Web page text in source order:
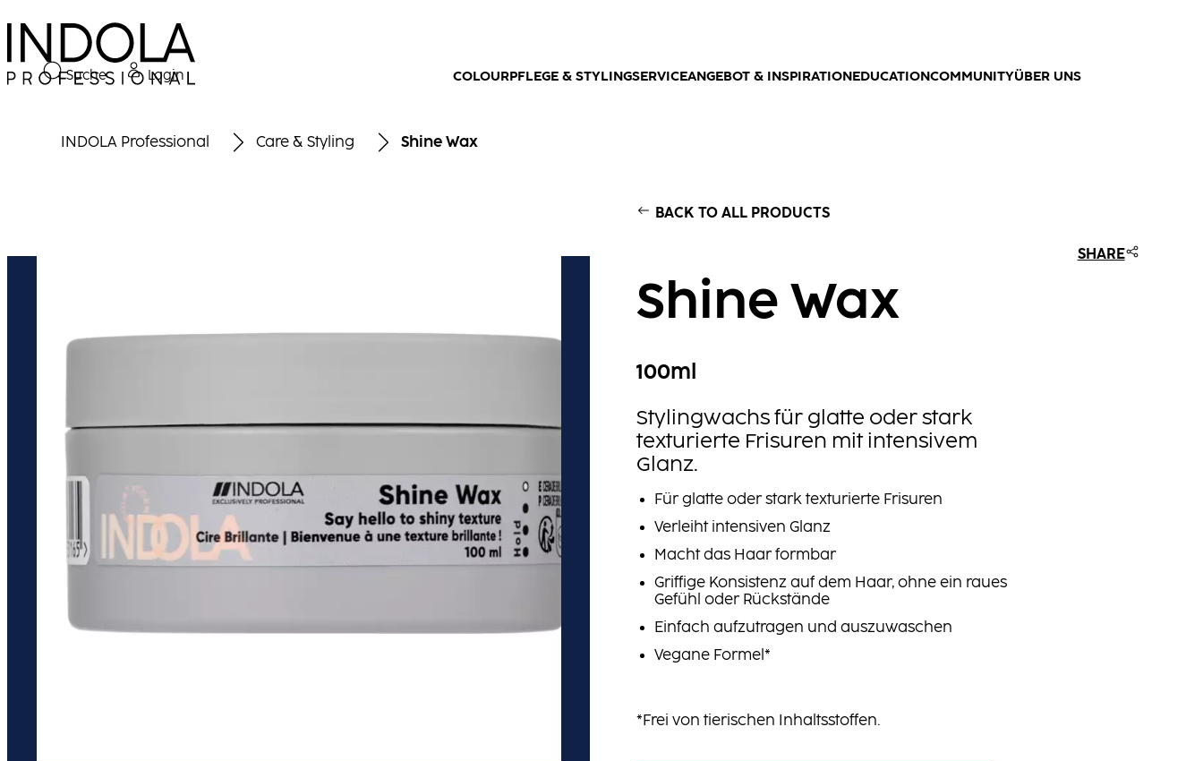
COLOURPFLEGE & STYLINGSERVICEANGEBOT & INSPIRATIONEDUCATIONCOMMUNITYÜBER UNS
Suche Login
INDOLA Professional Care & Styling Shine Wax
BACK TO ALL PRODUCTS
Shine Wax
100ml
SHARE
Stylingwachs für glatte oder stark
texturierte Frisuren mit intensivem
Glanz.
Für glatte oder stark texturierte Frisuren
Verleiht intensiven Glanz
Macht das Haar formbar
Griffige Konsistenz auf dem Haar, ohne ein raues
Gefühl oder Rückstände
Einfach aufzutragen und auszuwaschen
Vegane Formel*
*Frei von tierischen Inhaltsstoffen.